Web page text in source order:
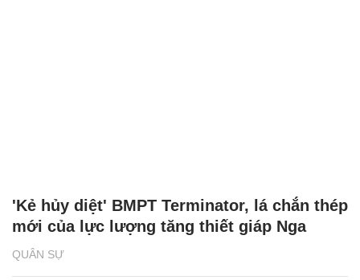
QUÂN SỰ
'Kẻ hủy diệt' BMPT Terminator, lá chắn thép
mới của lực lượng tăng thiết giáp Nga